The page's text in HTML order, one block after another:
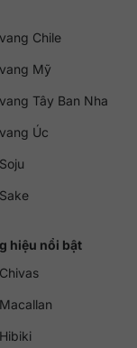
Chile
Mỹ
Tây Ban Nha
Úc
hiệu nổi bật